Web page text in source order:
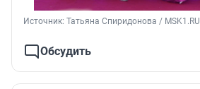
Источник: Татьяна Спиридонова / MSK1.RU
Обсудить